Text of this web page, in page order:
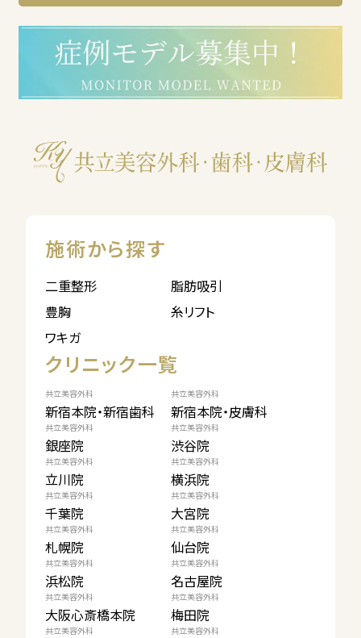
施術から探す
二重整形
脂肪吸引
豊胸
糸リフト
ワキガ
クリニック一覧
共立美容外科
新宿本院・新宿歯科
共立美容外科
新宿本院・皮膚科
共立美容外科
銀座院
共立美容外科
渋谷院
共立美容外科
立川院
共立美容外科
横浜院
共立美容外科
千葉院
共立美容外科
大宮院
共立美容外科
札幌院
共立美容外科
仙台院
共立美容外科
浜松院
共立美容外科
名古屋院
共立美容外科
大阪心斎橋本院
共立美容外科
梅田院
共立美容外科 共立美容外科